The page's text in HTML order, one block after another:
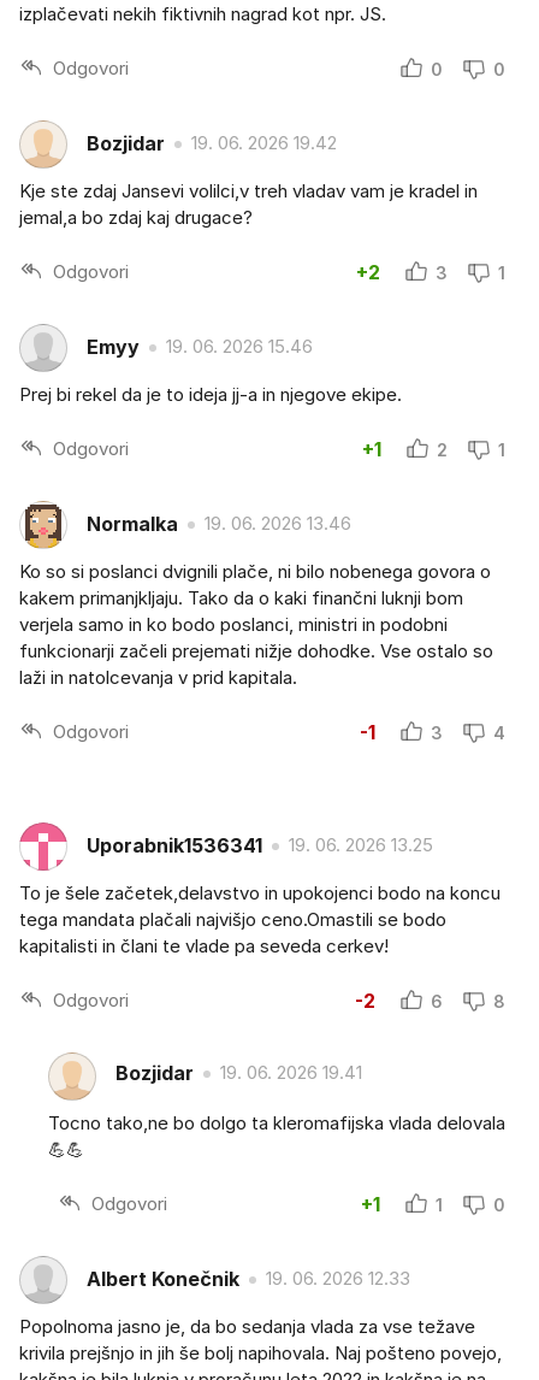
izplačevati nekih fiktivnih nagrad kot npr. JS.
Odgovori 0 0
Bozjidar 19. 06. 2026 19.42
Kje ste zdaj Jansevi volilci,v treh vladav vam je kradel in
jemal,a bo zdaj kaj drugace?
Odgovori +2 3 1
Emyy 19. 06. 2026 15.46
Prej bi rekel da je to ideja jj-a in njegove ekipe.
Odgovori +1 2 1
Normalka 19. 06. 2026 13.46
Ko so si poslanci dvignili plače, ni bilo nobenega govora o
kakem primanjkljaju. Tako da o kaki finančni luknji bom
verjela samo in ko bodo poslanci, ministri in podobni
funkcionarji začeli prejemati nižje dohodke. Vse ostalo so
laži in natolcevanja v prid kapitala.
Odgovori -1 3 4
Uporabnik1536341 19. 06. 2026 13.25
To je šele začetek,delavstvo in upokojenci bodo na koncu
tega mandata plačali najvišjo ceno.Omastili se bodo
kapitalisti in člani te vlade pa seveda cerkev!
Odgovori -2 6 8
Bozjidar 19. 06. 2026 19.41
Tocno tako,ne bo dolgo ta kleromafijska vlada delovala
💪💪
Odgovori +1 1 0
Albert Konečnik 19. 06. 2026 12.33
Popolnoma jasno je, da bo sedanja vlada za vse težave
krivila prejšnjo in jih še bolj napihovala. Naj pošteno povejo,